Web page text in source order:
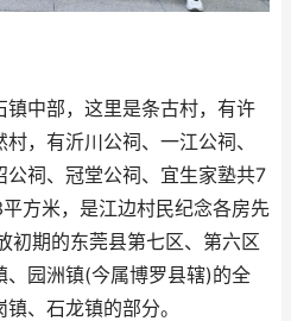
中部，这里是条古村，有许
，有沂川公祠、一江公祠、
公祠、冠堂公祠、宜生家塾共7
方米，是江边村民纪念各房先
初期的东莞县第七区、第六区
、园洲镇(今属博罗县辖)的全
、石龙镇的部分。